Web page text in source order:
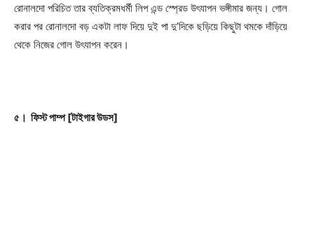
রোনালদো পরিচিত তার ব্যতিক্রমধর্মী লিপ এন্ড স্প্রেড উৎযাপন ভঙ্গীমার জন্য। গোল
করার পর রোনালদো বড় একটা লাফ দিয়ে দুই পা দু’দিকে ছড়িয়ে কিছুটা থমকে দাঁড়িয়ে
থেকে নিজের গোল উৎযাপন করেন।
৫। ফিস্ট পাম্প [টাইগার উডস]